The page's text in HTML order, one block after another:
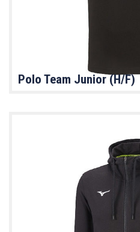
Polo Team Junior (H/F)